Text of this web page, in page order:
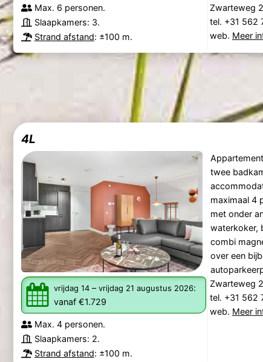
Max. 6 personen.
Slaapkamers: 3.
Strand afstand: ±100 m.
Zwarteweg
tel. +31 562
web. Meer
4L
Appartement
twee
maximaal 4
met onder
waterkoker,
combi
over een
vrijdag 14–vrijdag 21 augustus 2026:
vanaf €1.729
Max. 4 personen.
Slaapkamers: 2.
Strand afstand: ±100 m.
Zwarteweg
tel. +31 562
web. Meer